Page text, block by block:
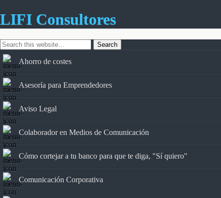
LIFI Consultores
Ahorro de costes
Asesoría para Emprendedores
Aviso Legal
Colaborador en Medios de Comunicación
Cómo cortejar a tu banco para que te diga, "Sí quiero"
Comunicación Corporativa